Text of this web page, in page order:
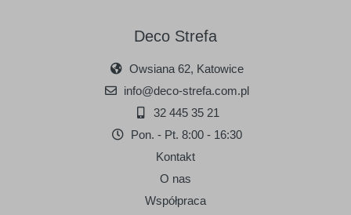
Deco Strefa
Owsiana 62, Katowice
info@deco-strefa.com.pl
32 445 35 21
Pon. - Pt. 8:00 - 16:30
Kontakt
O nas
Współpraca